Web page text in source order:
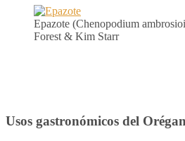
Epazote (Chenopodium
Forest & Kim Starr
Usos gastronómicos del